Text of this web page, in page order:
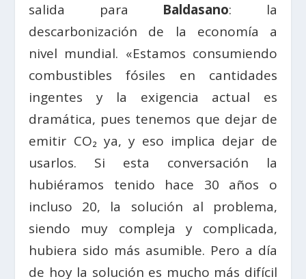
salida para Baldasano: la
descarbonización de la economía a
nivel mundial. «Estamos consumiendo
combustibles fósiles en cantidades
ingentes y la exigencia actual es
dramática, pues tenemos que dejar de
emitir CO₂ ya, y eso implica dejar de
usarlos. Si esta conversación la
hubiéramos tenido hace 30 años o
incluso 20, la solución al problema,
siendo muy compleja y complicada,
hubiera sido más asumible. Pero a día
de hoy la solución es mucho más difícil